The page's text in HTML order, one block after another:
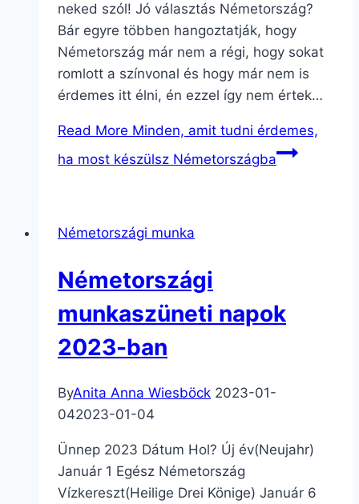
neked szól! Jó választás Németország?
Bár egyre többen hangoztatják, hogy
Németország már nem a régi, hogy sokat
romlott a színvonal és hogy már nem is
érdemes itt élni, én ezzel így nem értek…
Read More Minden, amit tudni érdemes,
ha most készülsz Németországba
Németországi munka
Németországi
munkaszüneti napok
2023-ban
ByAnita Anna Wiesböck 2023-01-
042023-01-04
Ünnep 2023 Dátum Hol? Új év(Neujahr)
Január 1 Egész Németország
Vízkereszt(Heilige Drei Könige) Január 6